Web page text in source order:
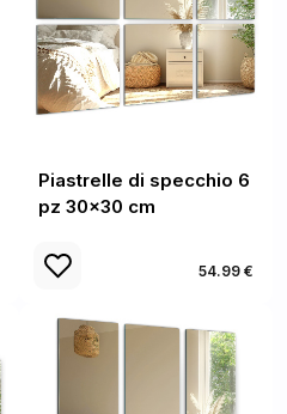
Piastrelle di specchio 6
pz 30x30 cm
54.99 €